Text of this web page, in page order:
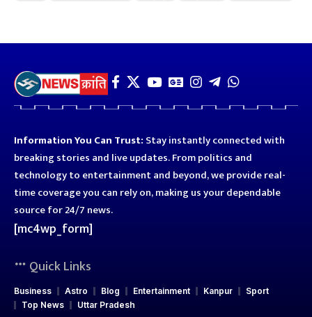
Information You Can Trust: Stay instantly connected with
breaking stories and live updates. From politics and
technology to entertainment and beyond, we provide real-
time coverage you can rely on, making us your dependable
source for 24/7 news.
[mc4wp_form]
Quick Links
Business Astro Blog Entertainment Kanpur
Sport
Top News
Uttar Pradesh